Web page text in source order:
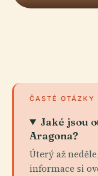
ČASTÉ OTÁZKY
Jaké jsou
Aragona?
Úterý až
informace si